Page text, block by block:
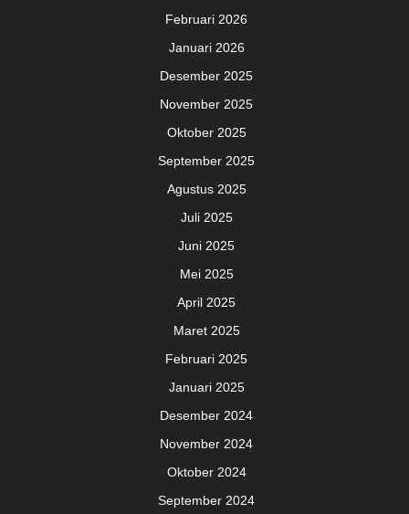
Februari 2026
Januari 2026
Desember 2025
November 2025
Oktober 2025
September 2025
Agustus 2025
Juli 2025
Juni 2025
Mei 2025
April 2025
Maret 2025
Februari 2025
Januari 2025
Desember 2024
November 2024
Oktober 2024
September 2024